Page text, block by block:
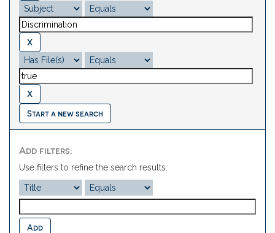
Start a new search
Add filters:
Use filters to refine the search results.